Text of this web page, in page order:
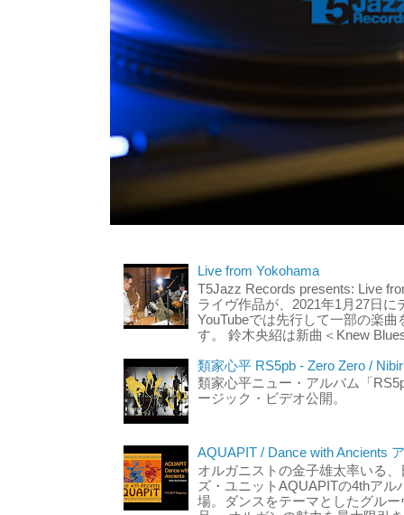
Live from Yokohama
T5Jazz Records presents: Live
ライヴ作品が、2021年1月27日
YouTubeでは先行して一部の楽
す。 鈴木央紹は新曲＜Knew
類家心平 RS5pb - Zero Zero /
類家心平ニュー・アルバム「
ージック・ビデオ公開。
AQUAPIT / Dance with Ancients
オルガニストの金子雄太率いる
ズ・ユニットAQUAPITの4thアル
場。ダンスをテーマとしたグル